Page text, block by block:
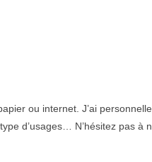
ou internet. J’ai
d’usages… N’hésitez pas à